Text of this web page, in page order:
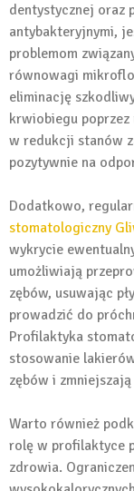
dentystycznej oraz
antybakteryjnymi,
problemom
równowagi
eliminację
krwiobiegu poprzez
w redukcji stanów
pozytywnie na
Dodatkowo,
stomatologiczny
wykrycie
umożliwiają
zębów, usuwając
prowadzić do
Profilaktyka
stosowanie
zębów i
Warto również
rolę w profilaktyce
zdrowia.